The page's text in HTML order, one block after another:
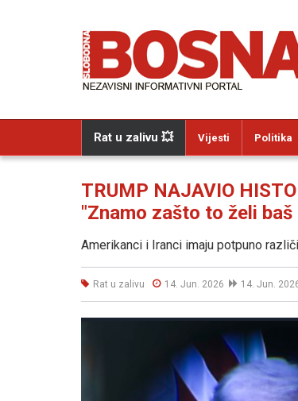
Rat u zalivu 💥 Vijesti Politika
TRUMP NAJAVIO
"Znamo zašto to želi baš
Amerikanci i Iranci imaju potpuno
Rat u zalivu 14. Jun. 2026 14. Jun.